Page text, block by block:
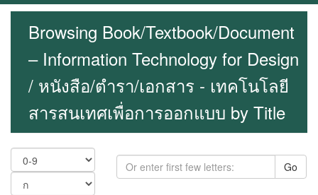
Browsing Book/Textbook/Document
– Information Technology for Design
/ หนังสือ/ตำรา/เอกสาร - เทคโนโลยี
สารสนเทศเพื่อการออกแบบ by Title
Go